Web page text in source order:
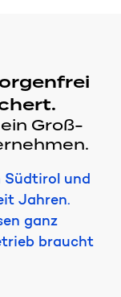
Groß-
Südtirol und
Jahren.
ganz
braucht